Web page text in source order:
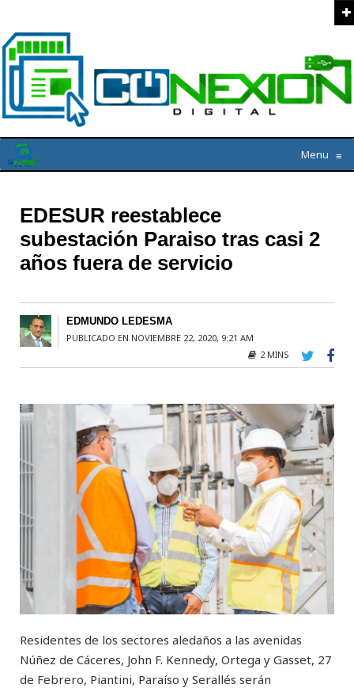
Menu ≡
EDESUR reestablece
subestación Paraiso tras casi 2
años fuera de servicio
EDMUNDO LEDESMA
PUBLICADO EN NOVIEMBRE 22, 2020, 9:21 AM
2 MINS
Residentes de los sectores aledaños a las avenidas
Núñez de Cáceres, John F. Kennedy, Ortega y Gasset, 27
de Febrero, Piantini, Paraíso y Serallés serán